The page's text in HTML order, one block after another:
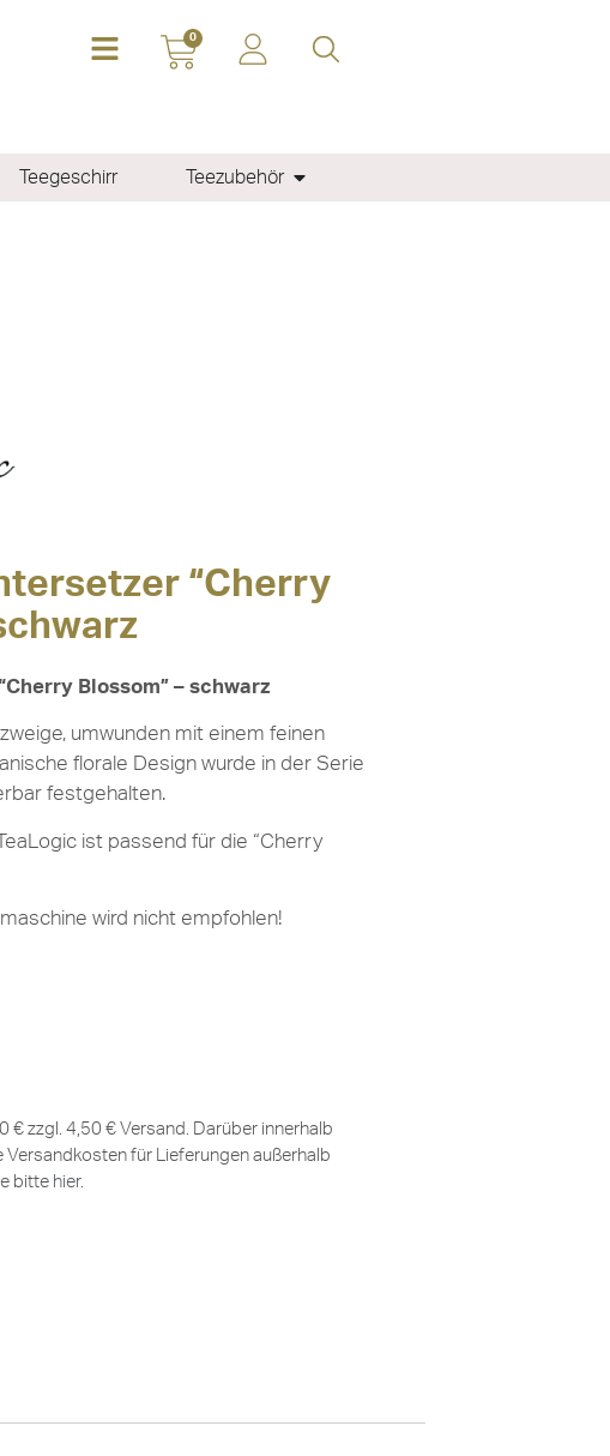
0
Teegeschirr Teezubehör
“Cherry
Blossom” – schwarz
umwunden mit einem feinen
florale Design wurde in der Serie
festgehalten.
ist passend für die “Cherry
wird nicht empfohlen!
€ zzgl. 4,50 € Versand. Darüber innerhalb
für Lieferungen außerhalb
bitte hier.